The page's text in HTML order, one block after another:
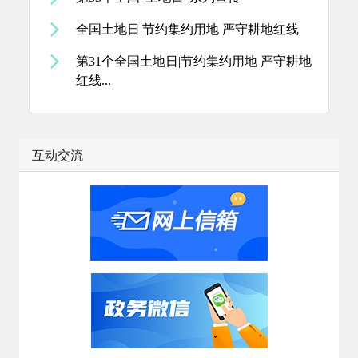
全国土地日|节约集约用地 严守耕地红线
第31个全国土地日|节约集约用地 严守耕地
红线...
互动交流